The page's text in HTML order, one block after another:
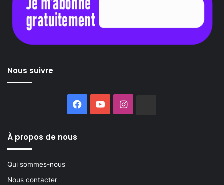
Nous suivre
Facebook
YouTubeInstagram
À propos de nous
Qui sommes-nous
Nous contacter